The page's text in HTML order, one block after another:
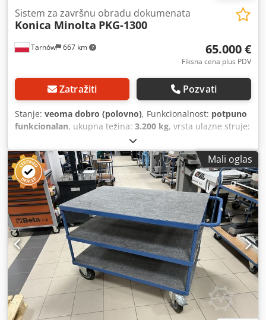
Tarnów 667 km
Sistem za završnu obradu dokumenata
Konica Minolta PKG-1300
65.000 €
Fiksna cena plus PDV
Zatražiti Pozvati
Stanje: veoma dobro (polovno), Funkcionalnost: potpuno
funkcionalan, ukupna težina: 3.200 kg, vrsta ulazne struje:
2.200 mm
mm, ukupna visina:1.600 mm, ulazni napon:400 V,
ulazna struja: 32 A, Demo verzija uređaja, tehnički
ispravno, korišćeno samo za testiranje. Komplet od 5 novih
glava. Konica Minolta PKG-1300 je savremeni industrijski
digitalni štampač za ambalažu, koji obezbeđuje visok
kvalitet štampe, automatizaciju procesa i efikasnu
proizvodnju kratkih i personalizovanih serija. Idealan za
štamparije, proizvođače ambalaže i kompanije koje traže
fleksibilno rešenje za štampu na kartonu i lepenki. Konica
Minolta PKG-1300 je rešenje za proizvodnju: Credpfjyx E
Dxox Ap Ajf - pojedinačnih kutija - transportnih pakovanja -
promotivnih pakovanja - testnih / prototipskih pakovanja -
kratkih i personalizovanih serija za e-commerce, FMCG i
privatne robne marke Idealan izbor za firme kojima je
Mali oglas